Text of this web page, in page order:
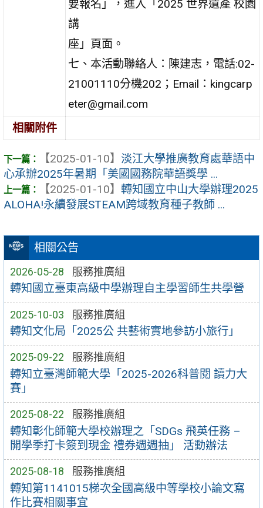
相關公告
2026-05-28 服務推廣組
轉知國立臺東高級中學辦理自主學習師生共學營
2025-10-03 服務推廣組
轉知文化局「2025公 共藝術實地參訪小旅行」
2025-09-22 服務推廣組
轉知立臺灣師範大學「2025-2026科普閱 讀力大
賽」
2025-08-22 服務推廣組
轉知彰化師範大學校辦理之「SDGs 飛英任務 –
開學季打卡簽到現金 禮券週週抽」 活動辦法
2025-08-18 服務推廣組
轉知第1141015梯次全國高級中等學校小論文寫
作比賽相關事宜
要報名」，進入「2025 世界遺產 校園
講
座」頁面。
七、本活動聯絡人：陳建志，電話:02-
21001110分機202；Email：kingcarp
eter@gmail.com
相關附件
【2025-01-10】 淡江大學推廣教育處華語中
心承辦2025年暑期「美國國務院華語獎學 ...
【2025-01-10】 轉知國立中山大學辦理2025
ALOHA!永續發展STEAM跨域教育種子教師 ...